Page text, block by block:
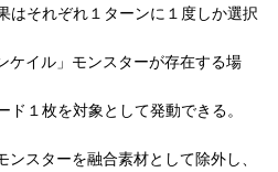
はそれぞれ１ターンに１度しか選択
イル」モンスターが存在する場
１枚を対象として発動できる。
スターを融合素材として除外し、